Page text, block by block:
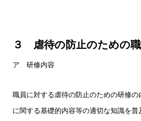
３ 虐待の防止のための
ア 研修内容
職員に対する虐待の防止のための研修の
に関する基礎的内容等の適切な知識を